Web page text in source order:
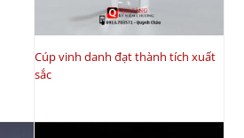
Cúp vinh danh đạt thành tích xuất
sắc